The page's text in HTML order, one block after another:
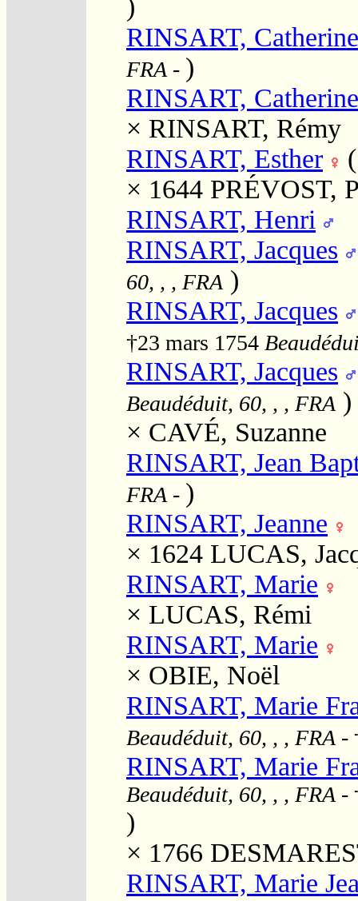
)
RINSART, Catherine
FRA - )
RINSART, Catherine
× RINSART, Rémy
RINSART, Esther
× 1644 PRÉVOST,
RINSART, Henri
RINSART, Jacques
60, , , FRA )
RINSART, Jacques
†23 mars 1754
RINSART, Jacques
Beaudéduit, 60, , , FRA )
× CAVÉ, Suzanne
RINSART, Jean
FRA - )
RINSART, Jeanne
× 1624 LUCAS,
RINSART, Marie
× LUCAS, Rémi
RINSART, Marie
× OBIE, Noël
RINSART, Marie
Beaudéduit, 60, , , FRA -
RINSART, Marie
Beaudéduit, 60, , , FRA -
)
× 1766
RINSART, Marie